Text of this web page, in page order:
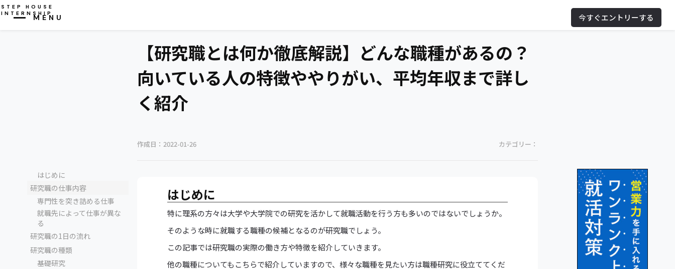
MENU
STEP HOUSE
INTERNSHIP
今すぐエントリーする
【研究職とは何か徹底解説】どんな職種があるの？
向いている人の特徴ややりがい、平均年収まで詳し
く紹介
作成日：2022-01-26 カテゴリー：
はじめに
特に理系の方々は大学や大学院での研究を活かして就職活動を行う方も多いのではないでしょうか。
そのような時に就職する職種の候補となるのが研究職でしょう。
この記事では研究職の実際の働き方や特徴を紹介していきます。
他の職種についてもこちらで紹介していますので、様々な職種を見たい方は職種研究に役立ててくだ
はじめに
研究職の仕事内容
専門性を突き詰める仕事
就職先によって仕事が異な
る
研究職の1日の流れ
研究職の種類
基礎研究